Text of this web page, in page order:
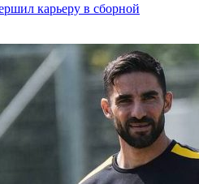
карьеру в сборной